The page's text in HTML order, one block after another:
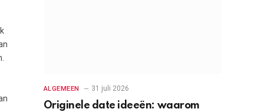
ALGEMEEN 31 juli 2026
Originele date ideeën: waarom